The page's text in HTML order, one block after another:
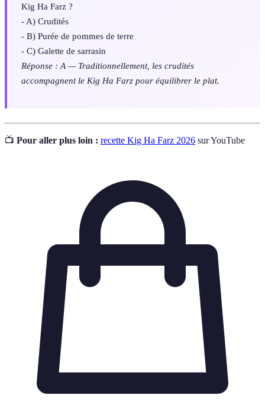
Kig Ha Farz ?
- A) Crudités
- B) Purée de pommes de terre
- C) Galette de sarrasin
Réponse : A — Traditionnellement, les crudités
accompagnent le Kig Ha Farz pour équilibrer le plat.
📺 Pour aller plus loin : recette Kig Ha Farz 2026 sur YouTube